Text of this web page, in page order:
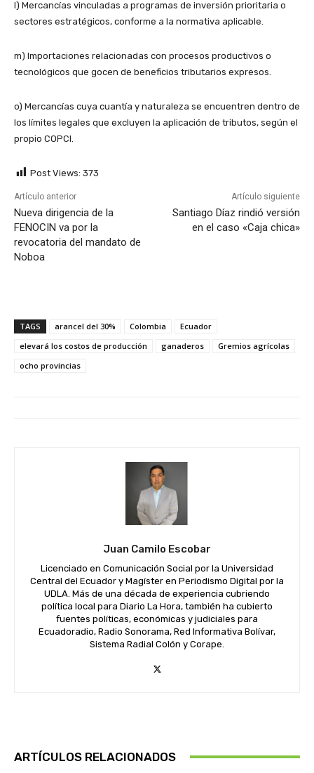
l) Mercancías vinculadas a programas de inversión prioritaria o
sectores estratégicos, conforme a la normativa aplicable.
m) Importaciones relacionadas con procesos productivos o
tecnológicos que gocen de beneficios tributarios expresos.
o) Mercancías cuya cuantía y naturaleza se encuentren dentro de
los límites legales que excluyen la aplicación de tributos, según el
propio COPCI.
Post Views: 373
Artículo anterior
Nueva dirigencia de la
FENOCIN va por la
revocatoria del mandato de
Noboa
Artículo siguiente
Santiago Díaz rindió versión
en el caso «Caja chica»
TAGS arancel del 30% Colombia
Ecuador
elevará los costos de producción
ganaderos
Gremios agrícolas
ocho provincias
Juan Camilo Escobar
Licenciado en Comunicación Social por la Universidad
Central del Ecuador y Magíster en Periodismo Digital por la
UDLA. Más de una década de experiencia cubriendo
política local para Diario La Hora, también ha cubierto
fuentes políticas, económicas y judiciales para
Ecuadoradio, Radio Sonorama, Red Informativa Bolívar,
Sistema Radial Colón y Corape.
ARTÍCULOS RELACIONADOS